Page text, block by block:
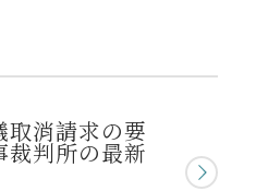
取消請求の要
判所の最新